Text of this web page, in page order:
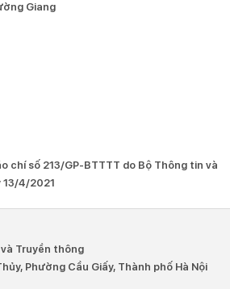
Giang
chí số 213/GP-BTTTT do Bộ Thông tin và
13/4/2021
Truyền thông
Phường Cầu Giấy, Thành phố Hà Nội